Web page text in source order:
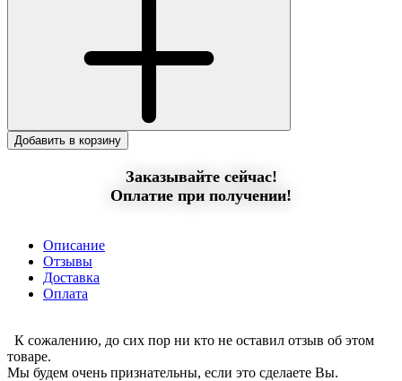
Добавить в корзину
Заказывайте сейчас!
Оплатие при получении!
Описание
Отзывы
Доставка
Оплата
К сожалению, до сих пор ни кто не оставил отзыв об этом
товаре.
Мы будем очень признательны, если это сделаете Вы.